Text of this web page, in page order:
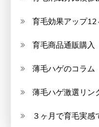
育毛効果アップ12
育毛商品通販購入
薄毛ハゲのコラム
薄毛ハゲ激選リン
３ヶ月で育毛実感